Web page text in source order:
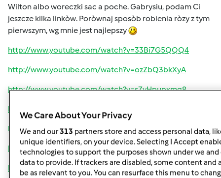
Wilton albo woreczki sac a poche. Gabrysiu, podam Ci
jeszcze kilka linkòw. Poròwnaj sposòb robienia ròzy z tym
pierwszym, wg mnie jest najlepszy
http://www.youtube.com/watch?v=33Bi7G5QQQ4
http://www.youtube.com/watch?v=ozZbQ3bkXyA
http://www.youtube.com/watch?v=sZyHpupxmq8
http://www.youtube.com/watch?v=HD6tnFXgmbA
http://www.youtube.com/watch?v=VyAyVXhaaIw
http://www.youtube.com/watch?v=gaKs5YOazJU
http://www.youtube.com/watch?v=yqz7iFeQj9g
We Care About Your Privacy
We and our313 partners store and access personal data,
unique identifiers, on your device. Selecting I Accept
technologies to support the purposes shown under we and
data to provide. If trackers are disabled, some content and
be as relevant to you. You can resurface this menu to